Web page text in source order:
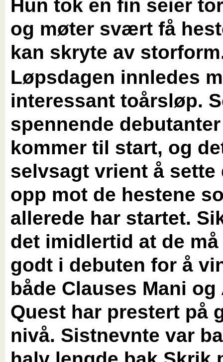
Hun tok en fin seier
og møter svært få
kan skryte av
Løpsdagen innledes
interessant toårsløp.
spennende debutanter
kommer til start, og
selvsagt vrient å sette
opp mot de hestene
allerede har startet.
det imidlertid at de
godt i debuten for å
både Clauses Mani og
Quest har prestert på
nivå. Sistnevnte var